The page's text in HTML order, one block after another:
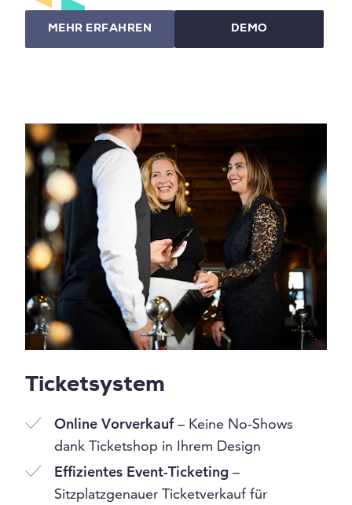
MEHR ERFAHREN DEMO
Ticketsystem
Online Vorverkauf– Keine No-Shows
dank Ticketshop in Ihrem Design
Effizientes Event-Ticketing –
Sitzplatzgenauer Ticketverkauf für